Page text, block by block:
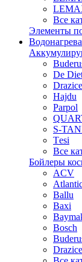
Все
Элементы
De
Drazice
Hajdu
Parpol
S-
Tеsi
Все
Бойлеры
ACV
Ballu
Baxi
Bosch
Drazice